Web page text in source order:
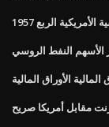
الأمريكية الربع
الأسهم النفط الروسي
المالية الأوراق المالية
مقابل أمريكا صريح